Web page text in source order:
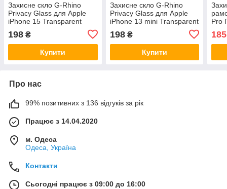
Захисне скло G-Rhino
Privacy Glass для Apple
iPhone 15 Transparent
198 ₴
Купити
Захисне скло G-Rhino
Privacy Glass для Apple
iPhone 13 mini Transparent
198₴
Купити
Pro
185
Про нас
99% позитивних з 136 відгуків за рік
Працює з 14.04.2020
м. Одеса
Одеса, Україна
Контакти
Сьогодні працює з 09:00 до 16:00